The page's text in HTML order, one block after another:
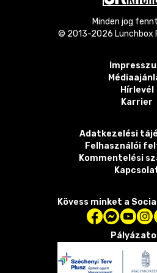
Minden jog
© 2013-2026 Lunchbox
Hírlevél
Karrier
Adatkezelési
Felhasználói
Kommentelési
Kövess minket a